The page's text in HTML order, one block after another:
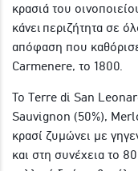
κρασιά του
κάνει περιζήτητα σε
απόφαση που
Carmenere, το 1800.
Το Terre di San
Sauvignon (50%),
κρασί ζυμώνει με
και στη συνέχεια το